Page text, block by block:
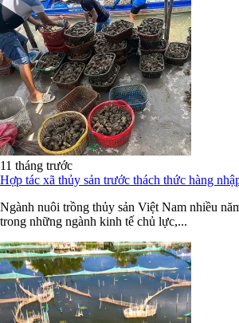
11 tháng trước
Hợp tác xã thủy sản trước thách thức hàng
Ngành nuôi trồng thủy sản Việt Nam nhiều
trong những ngành kinh tế chủ lực,...